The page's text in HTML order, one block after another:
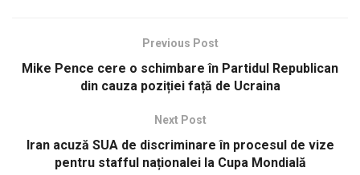
Previous Post
Mike Pence cere o schimbare în Partidul Republican
din cauza poziției față de Ucraina
Next Post
Iran acuză SUA de discriminare în procesul de vize
pentru stafful naționalei la Cupa Mondială